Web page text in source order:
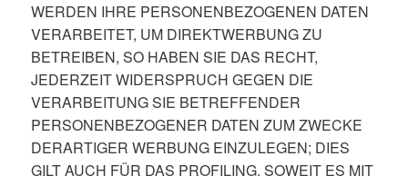
WERDEN IHRE PERSONENBEZOGENEN DATEN
VERARBEITET, UM DIREKTWERBUNG ZU
BETREIBEN, SO HABEN SIE DAS RECHT,
JEDERZEIT WIDERSPRUCH GEGEN DIE
VERARBEITUNG SIE BETREFFENDER
PERSONENBEZOGENER DATEN ZUM ZWECKE
DERARTIGER WERBUNG EINZULEGEN; DIES
GILT AUCH FÜR DAS PROFILING, SOWEIT ES MIT